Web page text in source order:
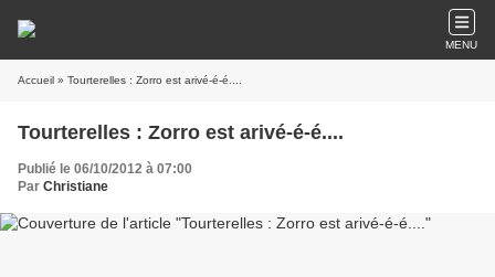
MENU
Accueil » Tourterelles : Zorro est arivé-é-é....
Tourterelles : Zorro est arivé-é-é....
Publié le 06/10/2012 à 07:00
Par Christiane